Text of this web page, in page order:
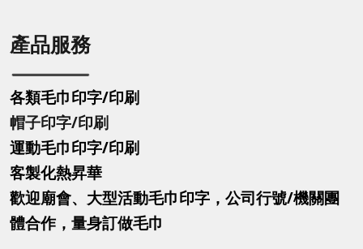
產品服務
各類毛巾印字/印刷
帽子印字/印刷
運動毛巾印字/印刷
客製化熱昇華
歡迎廟會、大型活動毛巾印字，公司行號/機關團
體合作，量身訂做毛巾